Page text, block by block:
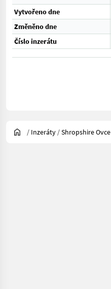
Vytvořeno dne
Změněno dne
Číslo inzerátu
/ Inzeráty /Shropshire Ovce